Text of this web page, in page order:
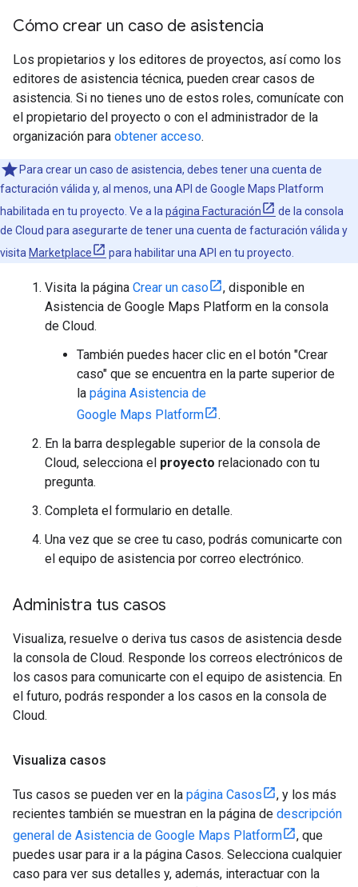
Cómo crear un caso de asistencia
Los propietarios y los editores de proyectos, así como los
editores de asistencia técnica, pueden crear casos de
asistencia. Si no tienes uno de estos roles, comunícate con
el propietario del proyecto o con el administrador de la
organización para obtener acceso.
Para crear un caso de asistencia, debes tener una cuenta de
facturación válida y, al menos, una API de Google Maps Platform
habilitada en tu proyecto. Ve a la página Facturación
de la consola
de Cloud para asegurarte de tener una cuenta de facturación válida y
visita Marketplace para habilitar una API en tu proyecto.
Visita la página Crear un caso
, disponible en
Asistencia de Google Maps Platform en la consola
de Cloud.
También puedes hacer clic en el botón "Crear
caso" que se encuentra en la parte superior de
la página Asistencia de
Google Maps Platform
.
En la barra desplegable superior de la consola de
Cloud, selecciona el proyecto relacionado con tu
pregunta.
Completa el formulario en detalle.
Una vez que se cree tu caso, podrás comunicarte con
el equipo de asistencia por correo electrónico.
Administra tus casos
Visualiza, resuelve o deriva tus casos de asistencia desde
la consola de Cloud. Responde los correos electrónicos de
los casos para comunicarte con el equipo de asistencia. En
el futuro, podrás responder a los casos en la consola de
Cloud.
Visualiza casos
Tus casos se pueden ver en la página Casos
, y los más
recientes también se muestran en la página de descripción
general de Asistencia de Google Maps Platform
, que
puedes usar para ir a la página Casos. Selecciona cualquier
caso para ver sus detalles y, además, interactuar con la